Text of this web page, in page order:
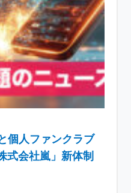
個人ファンクラブ
会社嵐」新体制